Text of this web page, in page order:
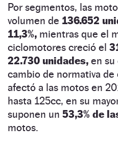
Por segmentos, las
volumen de 136.652
11,3%, mientras que el
ciclomotores creció el
22.730 unidades, en su
cambio de normativa de
afectó a las motos en
hasta 125cc, en su
suponen un 53,3% de
motos.